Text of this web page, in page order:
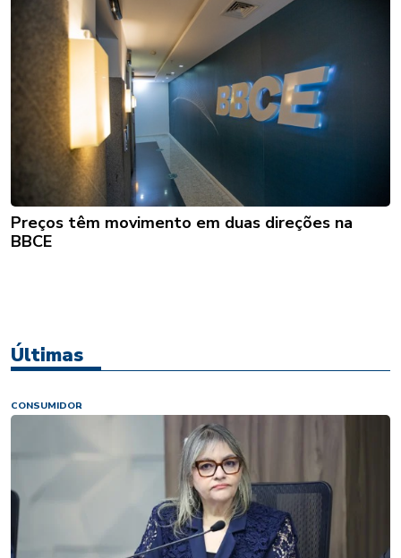
Preços têm movimento em duas direções na
BBCE
Últimas
CONSUMIDOR